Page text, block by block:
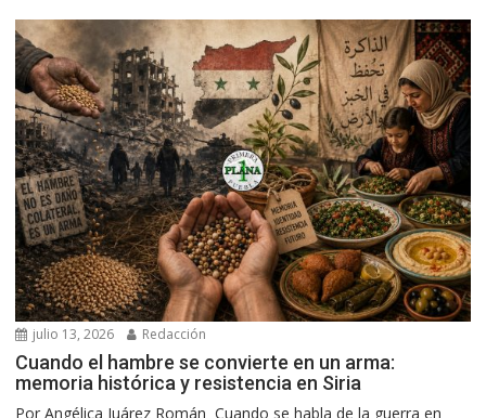
julio 13, 2026 Redacción
Cuando el hambre se convierte en un arma:
memoria histórica y resistencia en Siria
Por Angélica Juárez Román Cuando se habla de la guerra en